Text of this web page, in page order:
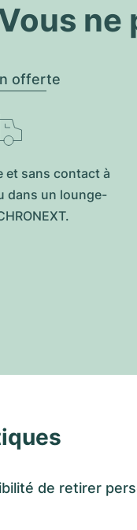
ne
offerte
et sans contact à
dans un lounge-
de retirer